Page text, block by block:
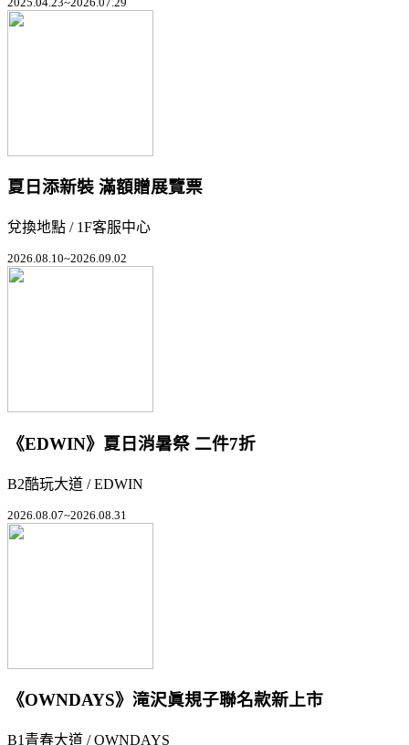
夏日添新裝 滿額贈展覽票
兌換地點 / 1F客服中心
2026.08.10~2026.09.02
《EDWIN》夏日消暑祭 二件7折
B2酷玩大道 / EDWIN
2026.08.07~2026.08.31
《OWNDAYS》滝沢眞規子聯名款新上市
B1青春大道 / OWNDAYS